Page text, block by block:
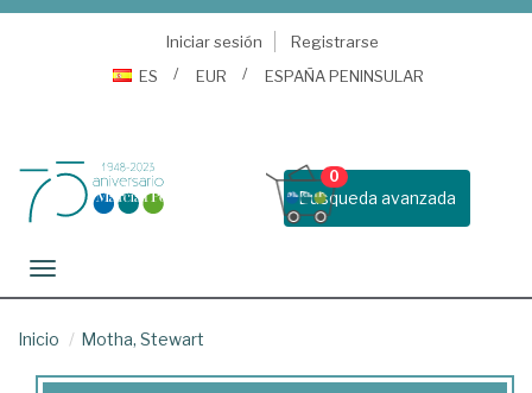
Iniciar sesión
Registrarse
ES
EUR ESPAÑA PENINSULAR
Busqueda avanzada
0
Toggle navigation
Inicio Motha, Stewart